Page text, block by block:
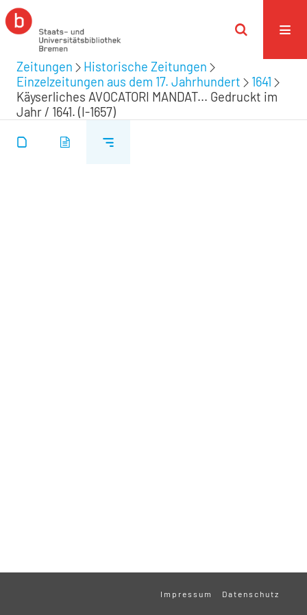
Zeitungen
Historische Zeitungen
Einzelzeitungen aus dem 17. Jahrhundert
1641
Käyserliches AVOCATORI MANDAT... Gedruckt im
Jahr / 1641. (I-1657)
Impressum Datenschutz